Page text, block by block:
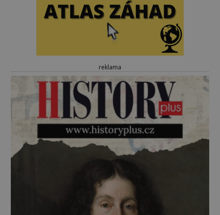
reklama